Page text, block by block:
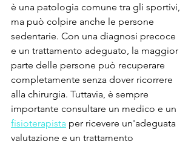
è una patologia comune tra gli sportivi,
ma può colpire anche le persone
sedentarie. Con una diagnosi precoce
e un trattamento adeguato, la maggior
parte delle persone può recuperare
completamente senza dover ricorrere
alla chirurgia. Tuttavia, è sempre
importante consultare un medico e un
fisioterapista per ricevere un'adeguata
valutazione e un trattamento